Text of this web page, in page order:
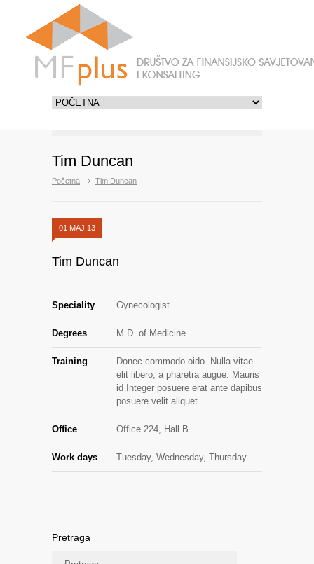
Tim Duncan
Početna Tim Duncan
01 MAJ 13
Tim Duncan
Speciality Gynecologist
Degrees M.D. of Medicine
Training
Donec commodo oido. Nulla vitae
elit libero, a pharetra augue. Mauris
id Integer posuere erat ante dapibus
posuere velit aliquet.
Office Office 224, Hall B
Work days Tuesday, Wednesday, Thursday
Pretraga